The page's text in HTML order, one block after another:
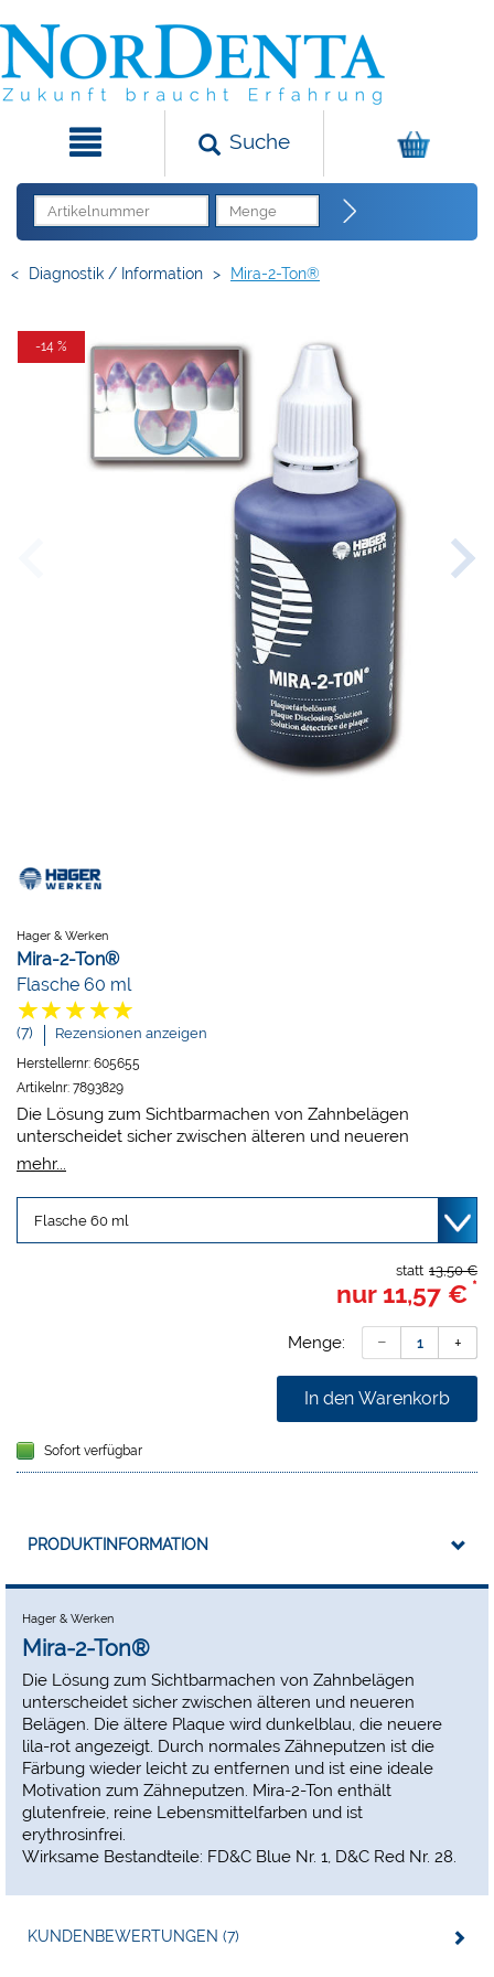
Suche
< Diagnostik / Information > Mira-2-Ton®
-14 %
Hager & Werken
Mira-2-Ton®
Flasche 60 ml
(7) Rezensionen anzeigen
Herstellernr: 605655
Artikelnr: 7893829
Die Lösung zum Sichtbarmachen von Zahnbelägen
unterscheidet sicher zwischen älteren und neueren
Belägen. Die ältere Plaque wird dunkelblau, die neuere lila-
wieder leicht zu entfernen und ist eine ideale Motivation
zum Zähneputzen. Mira-2-Ton enthält glutenfreie, reine
Lebensmittelfarben und ist erythrosinfrei.
Wirksame Bestandteile: FD&C Blue Nr. 1, D&C Red Nr. 28.
mehr...
13,50 €
statt
nur 11,57 € *
Menge:
In den Warenkorb
Sofort verfügbar
PRODUKTINFORMATION
Hager & Werken
Mira-2-Ton®
Die Lösung zum Sichtbarmachen von Zahnbelägen
unterscheidet sicher zwischen älteren und neueren
Belägen. Die ältere Plaque wird dunkelblau, die neuere
lila-rot angezeigt. Durch normales Zähneputzen ist die
Färbung wieder leicht zu entfernen und ist eine ideale
Motivation zum Zähneputzen. Mira-2-Ton enthält
glutenfreie, reine Lebensmittelfarben und ist
erythrosinfrei.
Wirksame Bestandteile: FD&C Blue Nr. 1, D&C Red Nr. 28.
KUNDENBEWERTUNGEN (7)